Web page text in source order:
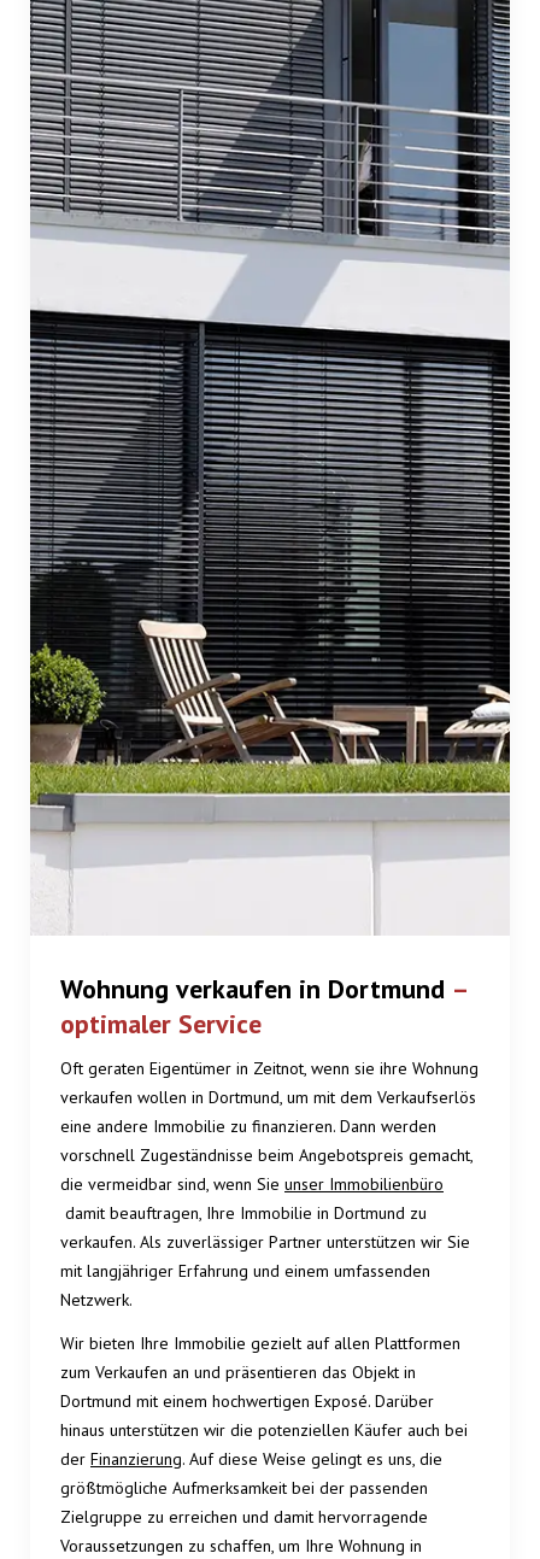
Wohnung verkaufen in Dortmund –
optimaler Service
Oft geraten Eigentümer in Zeitnot, wenn sie ihre Wohnung
verkaufen wollen in Dortmund, um mit dem Verkaufserlös
eine andere Immobilie zu finanzieren. Dann werden
vorschnell Zugeständnisse beim Angebotspreis gemacht,
die vermeidbar sind, wenn Sie unser Immobilienbüro
damit beauftragen, Ihre Immobilie in Dortmund zu
verkaufen. Als zuverlässiger Partner unterstützen wir Sie
mit langjähriger Erfahrung und einem umfassenden
Netzwerk.
Wir bieten Ihre Immobilie gezielt auf allen Plattformen
zum Verkaufen an und präsentieren das Objekt in
Dortmund mit einem hochwertigen Exposé. Darüber
hinaus unterstützen wir die potenziellen Käufer auch bei
der Finanzierung. Auf diese Weise gelingt es uns, die
größtmögliche Aufmerksamkeit bei der passenden
Zielgruppe zu erreichen und damit hervorragende
Voraussetzungen zu schaffen, um Ihre Wohnung in